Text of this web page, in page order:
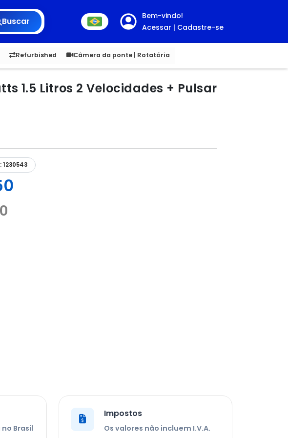
Buscar
Bem-vindo!
Acessar | Cadastre-se
Refurbished Câmera da ponte | Rotatória
5.20 1,900 1.00
1.5 Litros 2 Velocidades + Pulsar
1230543
Brasil
Impostos
Os valores não incluem I.V.A.